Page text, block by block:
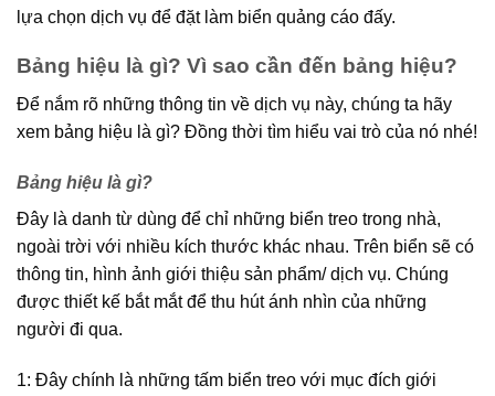
lựa chọn dịch vụ để đặt làm biển quảng cáo đấy.
Bảng hiệu là gì? Vì sao cần đến bảng hiệu?
Để nắm rõ những thông tin về dịch vụ này, chúng ta hãy
xem bảng hiệu là gì? Đồng thời tìm hiểu vai trò của nó nhé!
Bảng hiệu là gì?
Đây là danh từ dùng để chỉ những biển treo trong nhà,
ngoài trời với nhiều kích thước khác nhau. Trên biển sẽ có
thông tin, hình ảnh giới thiệu sản phẩm/ dịch vụ. Chúng
được thiết kế bắt mắt để thu hút ánh nhìn của những
người đi qua.
1: Đây chính là những tấm biển treo với mục đích giới